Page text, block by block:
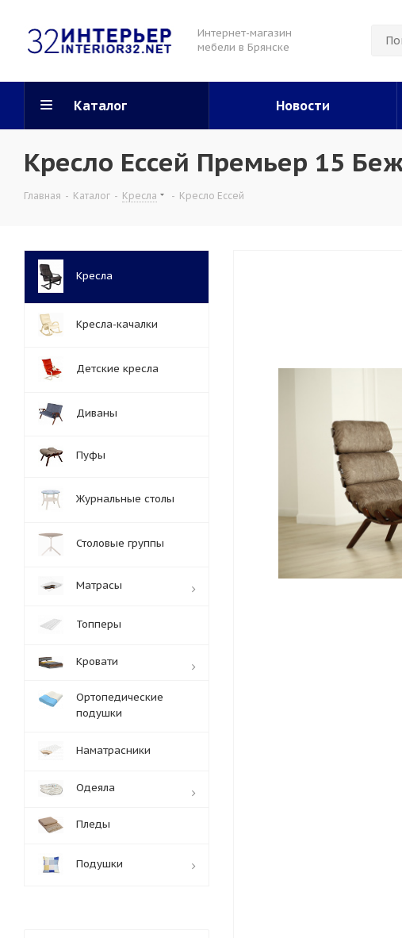
Интернет-магазин
мебели в Брянске
Каталог Новости
Кресло Ессей Премьер 15
Главная - Каталог - Кресла - Кресло Ессей
Кресла
Кресла-качалки
Детские кресла
Диваны
Пуфы
Журнальные столы
Столовые группы
Матрасы
Топперы
Кровати
Ортопедические
подушки
Наматрасники
Одеяла
Пледы
Подушки